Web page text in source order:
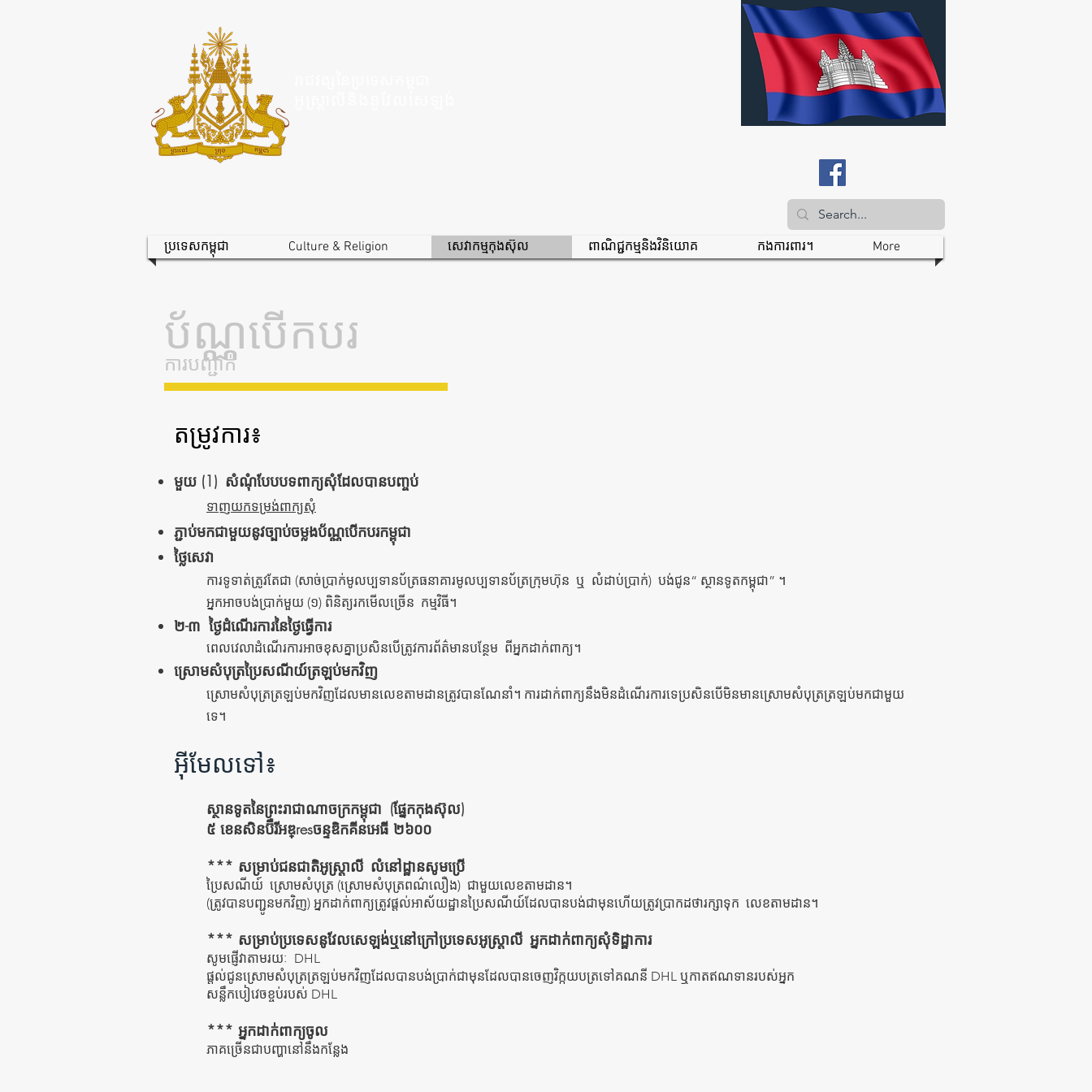
ប្រទេសកម្ពុជា Culture & Religion សេវាកម្មកុងស៊ុល ពាណិជ្ជកម្មនិងវិនិយោគ កងការពារ។ More
ប័ណ្ណបើកបរ
ការបញ្ជាក់
តម្រូវការ៖
មួយ (1) សំណុំបែបបទពាក្យសុំដែលបានបញ្ចប់
ទាញយកទម្រង់ពាក្យសុំ
ភ្ជាប់មកជាមួយនូវច្បាប់ចម្លងប័ណ្ណបើកបរកម្ពុជា
ថ្លៃសេវា
ការទូទាត់ត្រូវតែជា (សាច់ប្រាក់មូលប្បទានប័ត្រធនាគារមូលប្បទានប័ត្រក្រុមហ៊ុន ឬ លំដាប់ប្រាក់) បង់ជូន“ ស្ថានទូតកម្ពុជា” ។
អ្នកអាចបង់ប្រាក់មួយ (១) ពិនិត្យរកមើលច្រើន កម្មវិធី។
២-៣ ថ្ងៃដំណើរការនៃថ្ងៃធ្វើការ
ពេលវេលាដំណើរការអាចខុសគ្នាប្រសិនបើត្រូវការព័ត៌មានបន្ថែម ពីអ្នកដាក់ពាក្យ។
ស្រោមសំបុត្រប្រៃសណីយ៍ត្រឡប់មកវិញ
ស្រោមសំបុត្រត្រឡប់មកវិញដែលមានលេខតាមដានត្រូវបានណែនាំ។ ការដាក់ពាក្យនឹងមិនដំណើរការទេប្រសិនបើមិនមានស្រោមសំបុត្រត្រឡប់មកជាមួយ
ទេ។
អ៊ីមែលទៅ៖
ស្ថានទូតនៃព្រះរាជាណាចក្រកម្ពុជា (ផ្នែកកុងស៊ុល)
៥ ខេនសិនប៊ឺរីអឌ្resចន្ទឌិកគីនអេធី ២៦០០
*** សម្រាប់ជនជាតិអូស្ត្រាលី លំនៅដ្ឋានសូមប្រើ
ប្រៃសណីយ៍ ស្រោមសំបុត្រ (ស្រោមសំបុត្រពណ៌លឿង) ជាមួយលេខតាមដាន។
(ត្រូវបានបញ្ជូនមកវិញ) អ្នកដាក់ពាក្យត្រូវផ្តល់អាស័យដ្ឋានប្រៃសណីយ៍ដែលបានបង់ជាមុនហើយត្រូវប្រាកដថារក្សាទុក លេខតាមដាន។
*** សម្រាប់ប្រទេសនូវែលសេឡង់ឬនៅក្រៅប្រទេសអូស្ត្រាលី អ្នកដាក់ពាក្យសុំទិដ្ឋាការ
សូមផ្ញើវាតាមរយៈ DHL
ផ្តល់ជូនស្រោមសំបុត្រត្រឡប់មកវិញដែលបានបង់ប្រាក់ជាមុនដែលបានចេញវិក្កយបត្រទៅគណនី DHL ឬកាតឥណទានរបស់អ្នក
សន្លឹកបៀវេចខ្ចប់របស់ DHL
*** អ្នកដាក់ពាក្យចូល
ភាគច្រើនជាបញ្ហានៅនឹងកន្លែង